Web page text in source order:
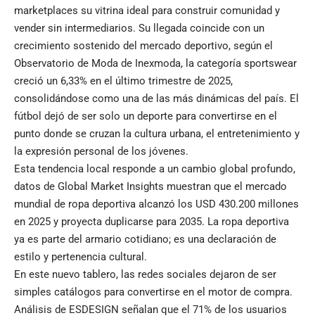
marketplaces su vitrina ideal para construir comunidad y
vender sin intermediarios. Su llegada coincide con un
crecimiento sostenido del mercado deportivo, según el
Observatorio de Moda de Inexmoda, la categoría sportswear
creció un 6,33% en el último trimestre de 2025,
consolidándose como una de las más dinámicas del país. El
fútbol dejó de ser solo un deporte para convertirse en el
punto donde se cruzan la cultura urbana, el entretenimiento y
la expresión personal de los jóvenes.
Esta tendencia local responde a un cambio global profundo,
datos de Global Market Insights muestran que el mercado
mundial de ropa deportiva alcanzó los USD 430.200 millones
en 2025 y proyecta duplicarse para 2035. La ropa deportiva
ya es parte del armario cotidiano; es una declaración de
estilo y pertenencia cultural.
En este nuevo tablero, las redes sociales dejaron de ser
simples catálogos para convertirse en el motor de compra.
Análisis de ESDESIGN señalan que el 71% de los usuarios